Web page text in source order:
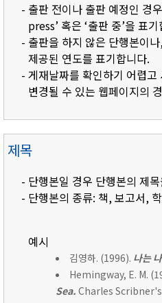
- 출판 전이나 출판 예정인 경
press’ 혹은 ‘출판 중’을 표
- 출판을 하지 않은 단행본이
제공된 연도를 표기합니다.
- 게재날짜를 확인하기 어렵
변경될 수 있는 웹페이지의
제목
- 단행본일 경우 단행본의 제
- 단행본의 종류: 책, 보고서,
예시
김영하. (1996). 나는
Hemingway, E. M.
Sea. Charles